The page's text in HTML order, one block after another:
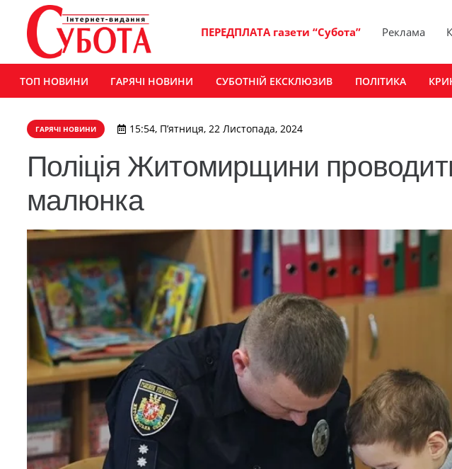
ПЕРЕДПЛАТА газети “Субота” Реклама
ТОП НОВИНИ ГАРЯЧІ НОВИНИ СУБОТНІЙ ЕКСКЛЮЗИВ ПОЛІТИКА
ГАРЯЧІ НОВИНИ 15:54, П’ятниця, 22 Листопада, 2024
Поліція Житомирщини
малюнка